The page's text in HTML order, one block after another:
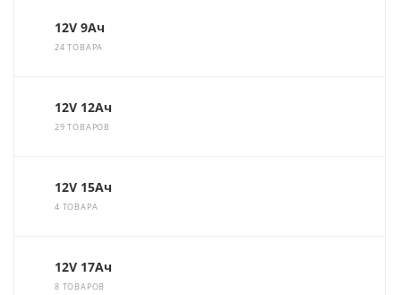
12V 9Ач
24 ТОВАРА
12V 12Ач
29 ТОВАРОВ
12V 15Ач
4 ТОВАРА
12V 17Ач
8 ТОВАРОВ